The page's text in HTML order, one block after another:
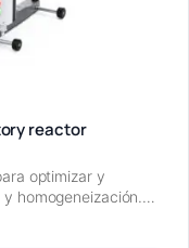
reactor
optimizar y
homogeneización.…